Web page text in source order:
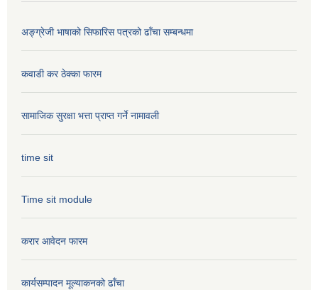
अङ्ग्रेजी भाषाको सिफारिस पत्रको ढाँचा सम्बन्धमा
कवाडी कर ठेक्का फारम
सामाजिक सुरक्षा भत्ता प्राप्त गर्ने नामावली
time sit
Time sit module
करार आवेदन फारम
कार्यसम्पादन मूल्या‌कनको ढाँचा